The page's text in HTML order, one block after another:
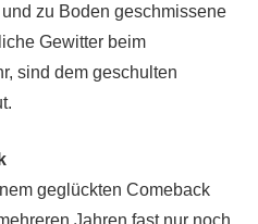
zu Boden geschmissene
Gewitter beim
sind dem geschulten
geglückten Comeback
Jahren fast nur noch